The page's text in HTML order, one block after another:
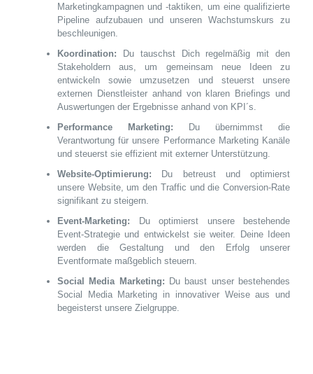
Marketingkampagnen und -taktiken, um eine qualifizierte
Pipeline aufzubauen und unseren Wachstumskurs zu
beschleunigen.
Koordination: Du tauschst Dich regelmäßig mit den
Stakeholdern aus, um gemeinsam neue Ideen zu
entwickeln sowie umzusetzen und steuerst unsere
externen Dienstleister anhand von klaren Briefings und
Auswertungen der Ergebnisse anhand von KPI´s.
Performance Marketing: Du übernimmst die
Verantwortung für unsere Performance Marketing Kanäle
und steuerst sie effizient mit externer Unterstützung.
Website-Optimierung: Du betreust und optimierst
unsere Website, um den Traffic und die Conversion-Rate
signifikant zu steigern.
Event-Marketing: Du optimierst unsere bestehende
Event-Strategie und entwickelst sie weiter. Deine Ideen
werden die Gestaltung und den Erfolg unserer
Eventformate maßgeblich steuern.
Social Media Marketing: Du baust unser bestehendes
Social Media Marketing in innovativer Weise aus und
begeisterst unsere Zielgruppe.